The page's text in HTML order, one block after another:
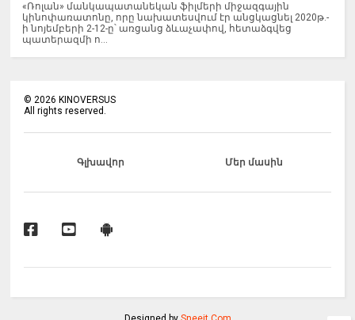
«Ռոլան» մանկապատանեկան ֆիլմերի միջազգային
կինոփառատոնը, որը նախատեսվում էր անցկացնել 2020թ.-
ի նոյեմբերի 2-12-ը՝ առցանց ձևաչափով, հետաձգվեց
պատերազմի ո...
©2026 KINOVERSUS
All rights reserved.
Գլխավոր Մեր մասին